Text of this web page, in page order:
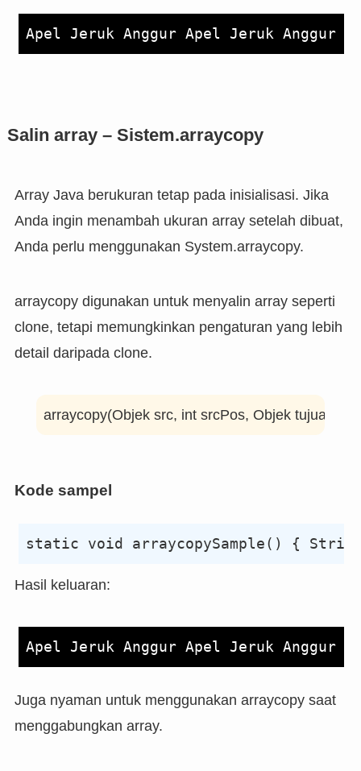
Apel Jeruk Anggur Apel Jeruk Anggur
Salin array – Sistem.arraycopy
Array Java berukuran tetap pada inisialisasi. Jika
Anda ingin menambah ukuran array setelah dibuat,
Anda perlu menggunakan System.arraycopy.
arraycopy digunakan untuk menyalin array seperti
clone, tetapi memungkinkan pengaturan yang lebih
detail daripada clone.
Kode sampel
Hasil keluaran:
Juga nyaman untuk menggunakan arraycopy saat
menggabungkan array.